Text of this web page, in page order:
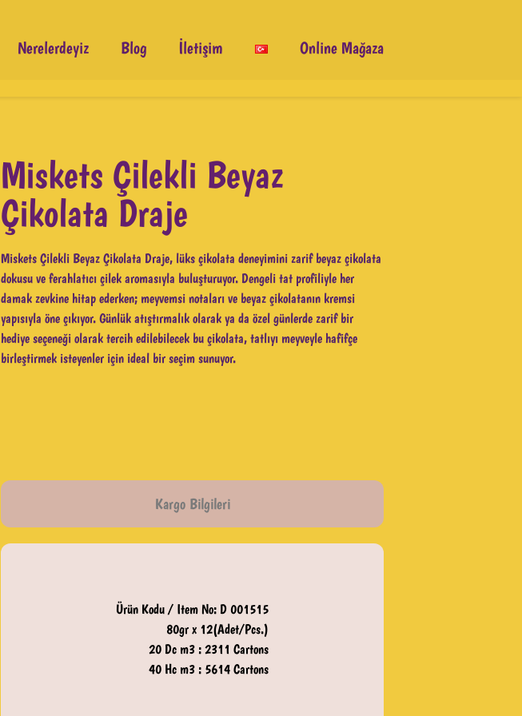
Nerelerdeyiz Blog İletişim Online Mağaza
Miskets Çilekli Beyaz
Çikolata Draje
Miskets Çilekli Beyaz Çikolata Draje, lüks çikolata deneyimini zarif beyaz çikolata
dokusu ve ferahlatıcı çilek aromasıyla buluşturuyor. Dengeli tat profiliyle her
damak zevkine hitap ederken; meyvemsi notaları ve beyaz çikolatanın kremsi
yapısıyla öne çıkıyor. Günlük atıştırmalık olarak ya da özel günlerde zarif bir
hediye seçeneği olarak tercih edilebilecek bu çikolata, tatlıyı meyveyle hafifçe
birleştirmek isteyenler için ideal bir seçim sunuyor.
Kargo Bilgileri
Ürün Kodu / Item No: D 001515
80gr x 12(Adet/Pcs.)
20 Dc m3 : 2311 Cartons
40 Hc m3 : 5614 Cartons